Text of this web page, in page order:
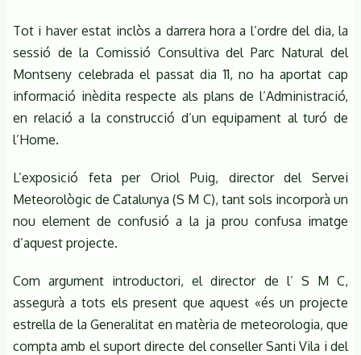
Tot i haver estat inclòs a darrera hora a l’ordre del dia, la
sessió de la Comissió Consultiva del Parc Natural del
Montseny celebrada el passat dia 11, no ha aportat cap
informació inèdita respecte als plans de l’Administració,
en relació a la construcció d’un equipament al turó de
l’Home.
L’exposició feta per Oriol Puig, director del Servei
Meteorològic de Catalunya (S M C), tant sols incorporà un
nou element de confusió a la ja prou confusa imatge
d’aquest projecte.
Com argument introductori, el director de l’ S M C,
assegurà a tots els present que aquest «és un projecte
estrella de la Generalitat en matèria de meteorologia, que
compta amb el suport directe del conseller Santi Vila i del